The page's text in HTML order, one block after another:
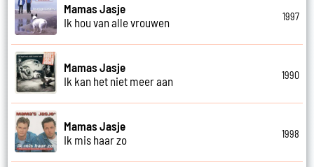
Mamas Jasje
Ik hou van alle vrouwen
1997
Mamas Jasje
Ik kan het niet meer aan
1990
Mamas Jasje
Ik mis haar zo
1998